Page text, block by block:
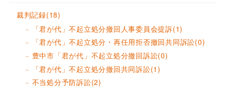
裁判記録(18)
「君が代」不起立処分撤回人事委員会提訴(1)
「君が代」不起立処分・再任用拒否撤回共同訴訟(0)
豊中市「君が代」不起立処分撤回訴訟(0)
「君が代」不起立処分撤回共同訴訟(1)
不当処分予防訴訟(2)